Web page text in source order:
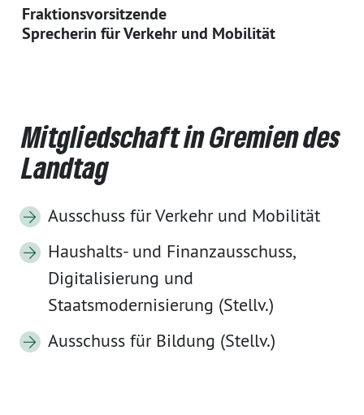
Fraktionsvorsitzende
Sprecherin für Verkehr und Mobilität
Mitgliedschaft in Gremien des
Landtag
Ausschuss für Verkehr und Mobilität
Haushalts- und Finanzausschuss,
Digitalisierung und
Staatsmodernisierung (Stellv.)
Ausschuss für Bildung (Stellv.)